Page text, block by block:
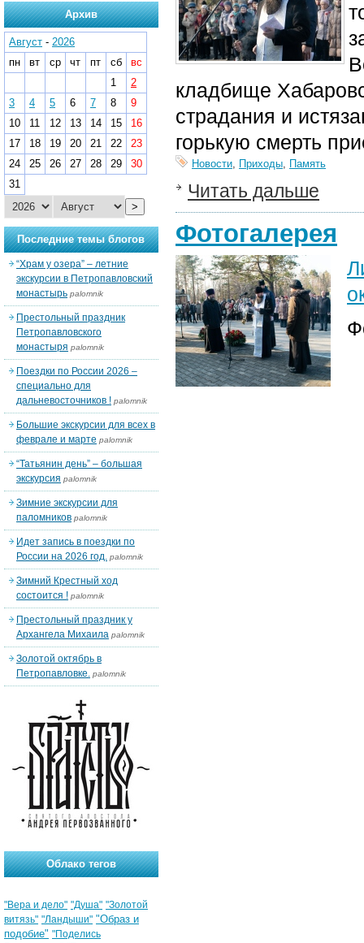
кладбище
страдания и
горькую смерть
Новости, Приходы, Память
Читать дальше
Фотогалерея
Архив
Август - 2026
пн
вт ср чт пт сб
вс
1
2
3
4 5 6 7 8
9
10
11 12 13 14 15
16
17
18 19 20 21 22
23
24
25 26 27 28 29
30
31
>
Последние темы блогов
“Храм у озера” – летние
экскурсии в Петропавловский
монастырь palomnik
Престольный праздник
Петропавловского
монастыря palomnik
Поездки по России 2026 –
специально для
дальневосточников ! palomnik
Большие экскурсии для всех в
феврале и марте palomnik
“Татьянин день” – большая
экскурсия palomnik
Зимние экскурсии для
паломников palomnik
Идет запись в поездки по
России на 2026 год. palomnik
Зимний Крестный ход
состоится ! palomnik
Престольный праздник у
Архангела Михаила palomnik
Золотой октябрь в
Петропавловке. palomnik
Облако тегов
"Вера и дело" "Душа" "Золотой
витязь" "Ландыши" "Образ и
подобие" "Поделись